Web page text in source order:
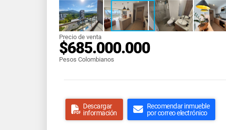
Precio de venta
$685.000.000
Pesos Colombianos
Descargar
información
Recomendar inmueble
por correo electrónico